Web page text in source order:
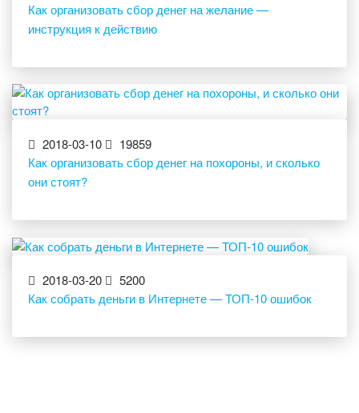
Как организовать сбор денег на желание —
инструкция к действию
2018-03-10
19859
Как организовать сбор денег на похороны, и сколько
они стоят?
2018-03-20
5200
Как собрать деньги в Интернете — ТОП-10 ошибок